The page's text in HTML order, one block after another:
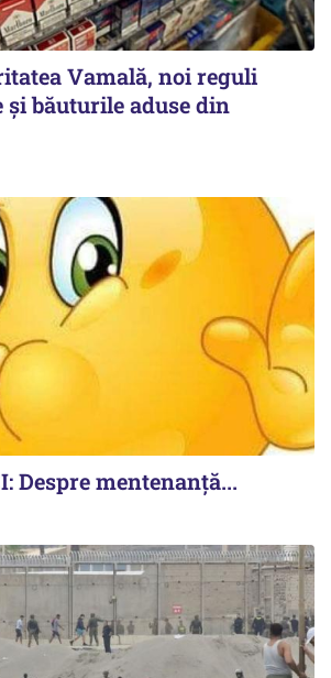
Vamală, noi reguli
băuturile aduse din
Despre mentenanță...